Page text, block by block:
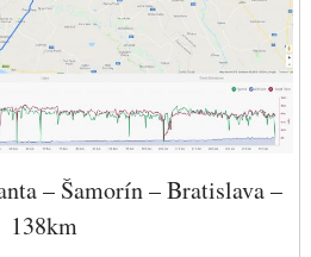
– Šamorín – Bratislava –
138km